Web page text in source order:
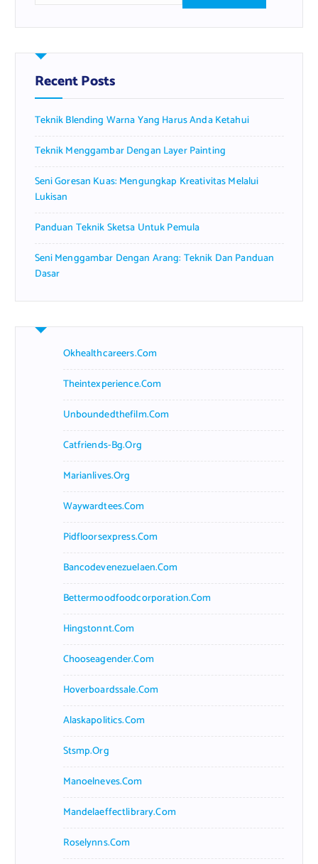
r
h
f
o
:
Recent Posts
Teknik Blending Warna Yang Harus Anda Ketahui
Teknik Menggambar Dengan Layer Painting
Seni Goresan Kuas: Mengungkap Kreativitas Melalui
Lukisan
Panduan Teknik Sketsa Untuk Pemula
Seni Menggambar Dengan Arang: Teknik Dan Panduan
Dasar
Okhealthcareers.com
Theintexperience.com
Unboundedthefilm.com
Catfriends-Bg.org
Marianlives.org
Waywardtees.com
Pidfloorsexpress.com
Bancodevenezuelaen.com
Bettermoodfoodcorporation.com
Hingstonnt.com
Chooseagender.com
Hoverboardssale.com
Alaskapolitics.com
Stsmp.org
Manoelneves.com
Mandelaeffectlibrary.com
Roselynns.com